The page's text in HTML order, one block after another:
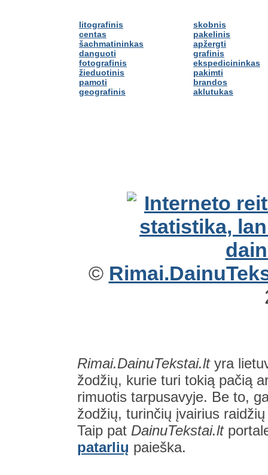
litografinis
centas
šachmatininkas
danguoti
fotografinis
žieduotinis
pamoti
geografinis
skobnis
pakelinis
apžergti
grafinis
ekspedicininkas
pakimti
brandos
aklutukas
©
Rimai.DainuTekstai.ltyra
žodžių, kurie turi tokią pačią
rimuotis tarpusavyje. Be to,
žodžių, turinčių įvairius
Taip pat DainuTekstai.lt
patarlių paieška.